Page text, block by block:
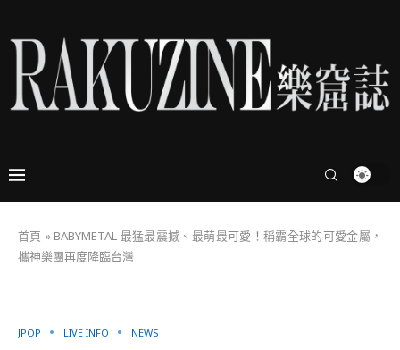
首頁 » BABYMETAL 最猛最震撼、最萌最可愛！稱霸全球的可愛金屬，
攜神樂團再度降臨台灣
JPOP LIVE INFO NEWS